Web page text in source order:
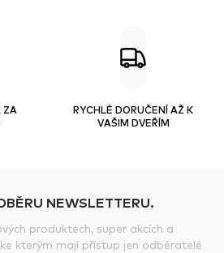
ZA
RYCHLÉ DORUČENÍ AŽ K
VAŠIM DVEŘÍM
NEWSLETTERU.
produktech, super akcích a
kterým mají přístup jen odběratelé